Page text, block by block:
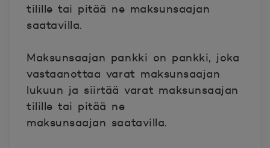
tilille tai pitää ne maksunsaajan
saatavilla.
Maksunsaajan pankki on pankki, joka
vastaanottaa varat maksunsaajan
lukuun ja siirtää varat maksunsaajan
tilille tai pitää ne
maksunsaajan saatavilla.